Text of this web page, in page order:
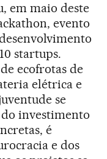
em maio deste
evento
startups.
ecofrotas de
elétrica e
se
investimento
é
e dos